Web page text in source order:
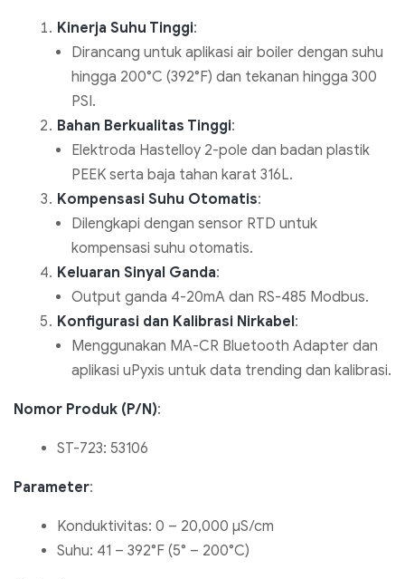
Kinerja Suhu Tinggi:
Dirancang untuk aplikasi air boiler dengan suhu
hingga 200°C (392°F) dan tekanan hingga 300
PSI.
Bahan Berkualitas Tinggi:
Elektroda Hastelloy 2-pole dan badan plastik
PEEK serta baja tahan karat 316L.
Kompensasi Suhu Otomatis:
Dilengkapi dengan sensor RTD untuk
kompensasi suhu otomatis.
Keluaran Sinyal Ganda:
Output ganda 4-20mA dan RS-485 Modbus.
Konfigurasi dan Kalibrasi Nirkabel:
Menggunakan MA-CR Bluetooth Adapter dan
aplikasi uPyxis untuk data trending dan kalibrasi.
Nomor Produk (P/N):
ST-723: 53106
Parameter:
Konduktivitas: 0 – 20,000 µS/cm
Suhu: 41 – 392°F (5° – 200°C)